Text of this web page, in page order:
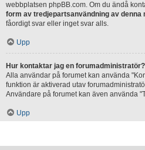
webbplatsen phpBB.com. Om du ändå
form av tredjepartsanvändning av denna
fåordigt svar eller inget svar alls.
Upp
Hur kontaktar jag en forumadministratör?
Alla användar på forumet kan använda
funktion är aktiverad utav
Användare på forumet kan även använda
Upp